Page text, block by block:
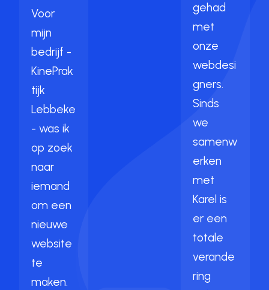
Voor
mijn
bedrijf -
KinePrak
tijk
Lebbeke
- was ik
op zoek
naar
iemand
om een
nieuwe
website
te
maken.
gehad
met
onze
webdesi
gners.
Sinds
we
samenw
erken
met
Karel is
er een
totale
verande
ring